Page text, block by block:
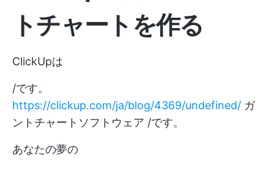
トチャートを作る
ClickUpは
/です。
https://clickup.com/ja/blog/4369/undefined/ ガ
ントチャートソフトウェア /です。
あなたの夢の